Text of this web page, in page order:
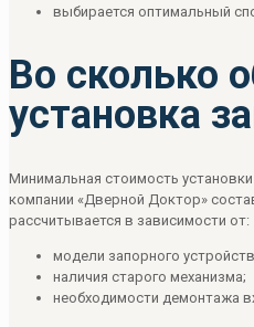
выбирается оптимальный
Во сколько
установка
Минимальная стоимость
компании «Дверной Доктор»
рассчитывается в зависимости от:
модели запорного
наличия старого механизма;
необходимости демонтажа